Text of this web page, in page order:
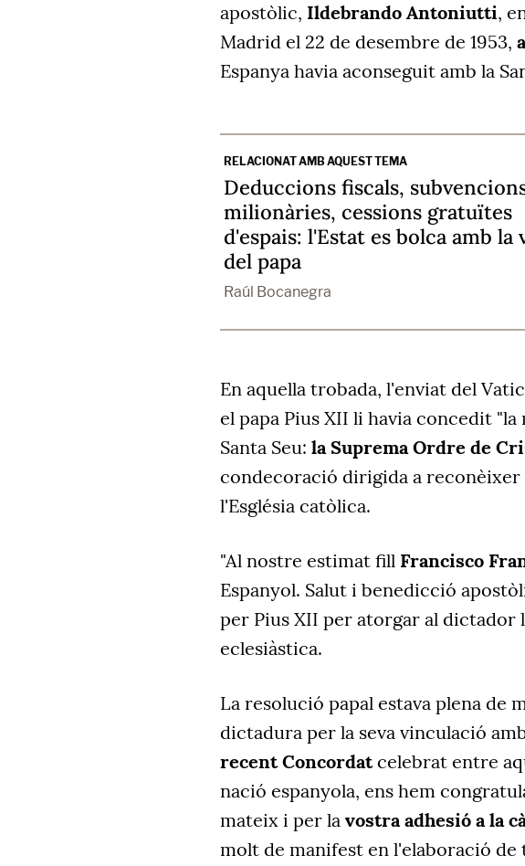
apostòlic, Ildebrando Antoniutti,
Madrid el 22 de desembre de 1953,
Espanya havia aconseguit amb la
RELACIONAT AMB AQUEST TEMA
Deduccions fiscals,
milionàries, cessions gratuïtes
d'espais: l'Estat es bolca amb la
del papa
Raúl Bocanegra
En aquella trobada, l'enviat del
el papa Pius XII li havia concedit
Santa Seu: la Suprema Ordre de
condecoració dirigida a reconèixer
l'Església catòlica.
"Al nostre estimat fill Francisco
Espanyol. Salut i benedicció
per Pius XII per atorgar al dictador
eclesiàstica.
La resolució papal estava plena de
dictadura per la seva vinculació
recent Concordatcelebrat entre
nació espanyola, ens hem
mateix i per la vostra adhesió a la
molt de manifest en l'elaboració